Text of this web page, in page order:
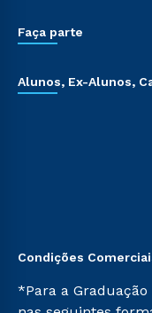
Faça parte
Alunos, Ex-Alunos,
Condições
*Para a